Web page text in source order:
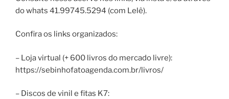
do whats 41.99745.5294 (com Lelê).
Confira os links organizados:
– Loja virtual (+ 600 livros do mercado livre):
https://sebinhofatoagenda.com.br/livros/
– Discos de vinil e fitas K7: